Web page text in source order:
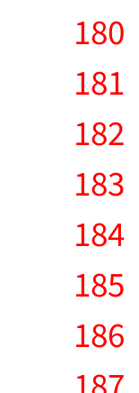
180
181
182
183
184
185
186